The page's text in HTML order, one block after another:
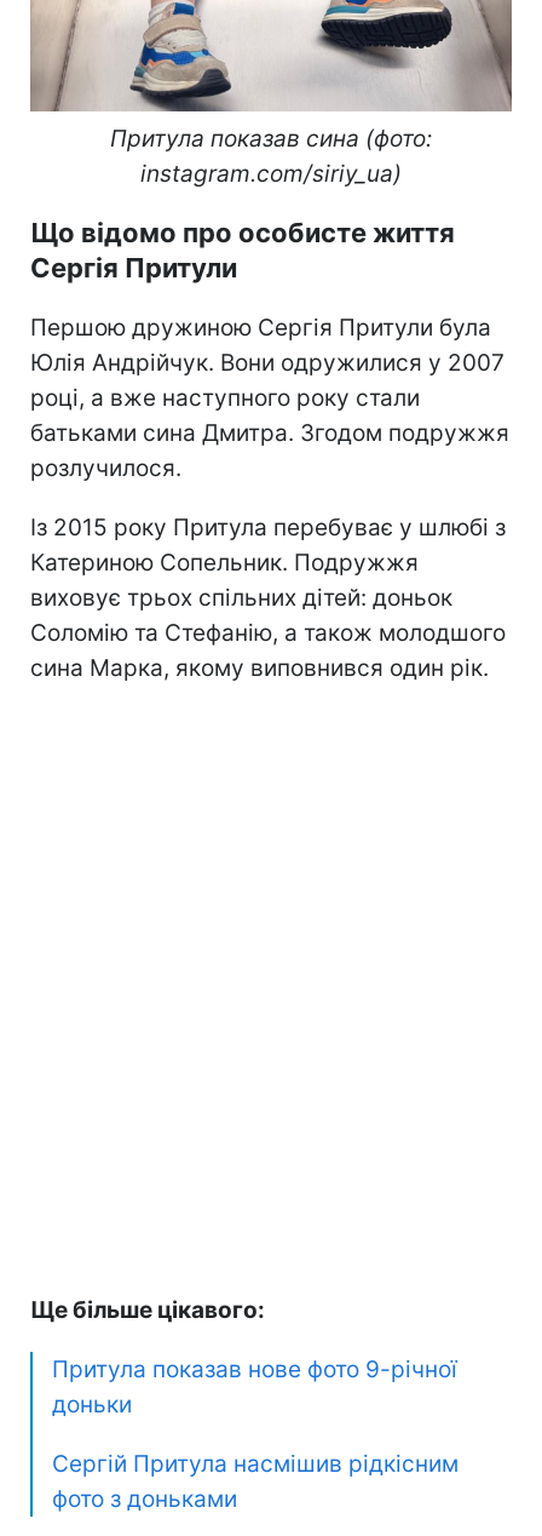
Притула показав сина (фото:
instagram.com/siriy_ua)
Що відомо про особисте життя
Сергія Притули
Першою дружиною Сергія Притули була
Юлія Андрійчук. Вони одружилися у 2007
році, а вже наступного року стали
батьками сина Дмитра. Згодом подружжя
розлучилося.
Із 2015 року Притула перебуває у шлюбі з
Катериною Сопельник. Подружжя
виховує трьох спільних дітей: доньок
Соломію та Стефанію, а також молодшого
сина Марка, якому виповнився один рік.
Ще більше цікавого:
Притула показав нове фото 9-річної
доньки
Сергій Притула насмішив рідкісним
фото з доньками